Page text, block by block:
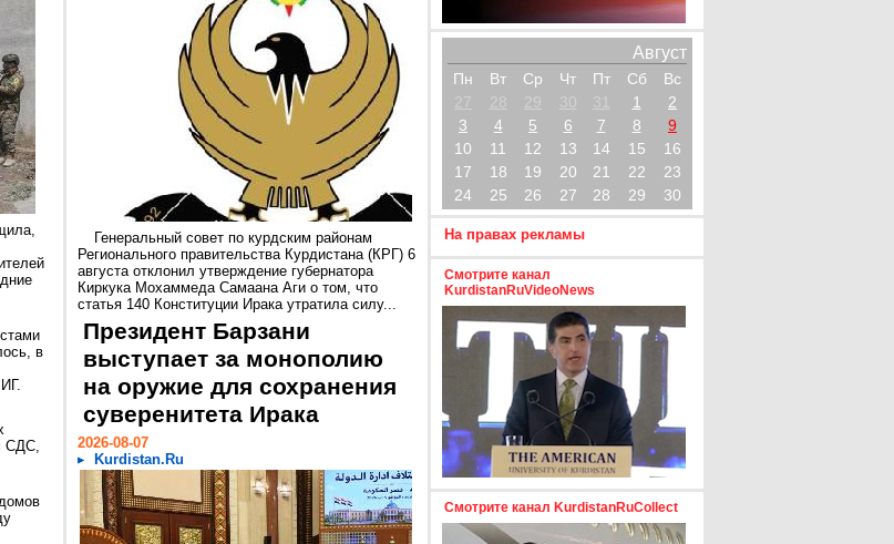
в
СДС,
Генеральный совет по курдским районам
Регионального правительства Курдистана (КРГ) 6
августа отклонил утверждение губернатора
Киркука Мохаммеда Самаана Аги о том, что
статья 140 Конституции Ирака утратила силу...
Президент Барзани
выступает за монополию
на оружие для сохранения
суверенитета Ирака
2026-08-07
Kurdistan.Ru
Август
Пн Вт Ср Чт Пт Сб
Вс
27
28 29 30 31 1
2
3
4 5 6 7 8
9
10
11 12 13 14 15
16
17
18 19 20 21 22
23
24
25 26 27 28 29 30
На правах рекламы
Смотрите канал
KurdistanRuVideoNews
Смотрите канал KurdistanRuCollect